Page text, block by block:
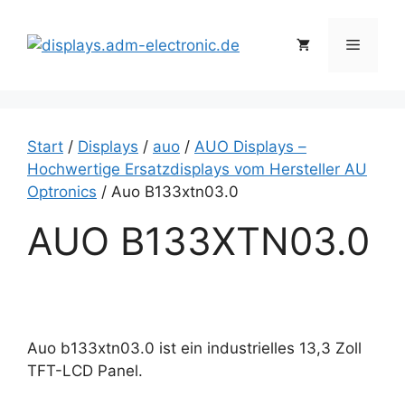
Inhalt
springen
Menü
Start / Displays / auo / AUO Displays –
Hochwertige Ersatzdisplays vom Hersteller AU
Optronics / Auo B133xtn03.0
AUO B133XTN03.0
Auo b133xtn03.0 ist ein industrielles 13,3 Zoll
TFT-LCD Panel.